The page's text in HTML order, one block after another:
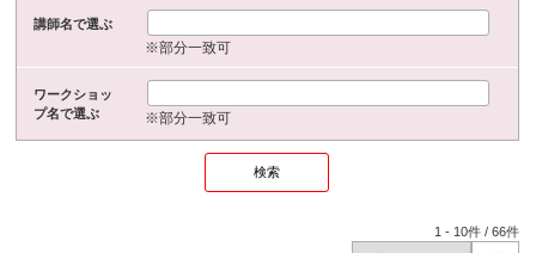
講師名で選ぶ
※部分一致可
ワークショッ
プ名で選ぶ
※部分一致可
1 - 10件 /66件